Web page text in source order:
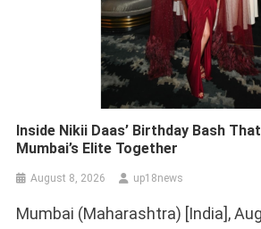
Inside Nikii Daas’ Birthday Bash
Mumbai’s Elite Together
August 8, 2026 up18news
Mumbai (Maharashtra) [India],